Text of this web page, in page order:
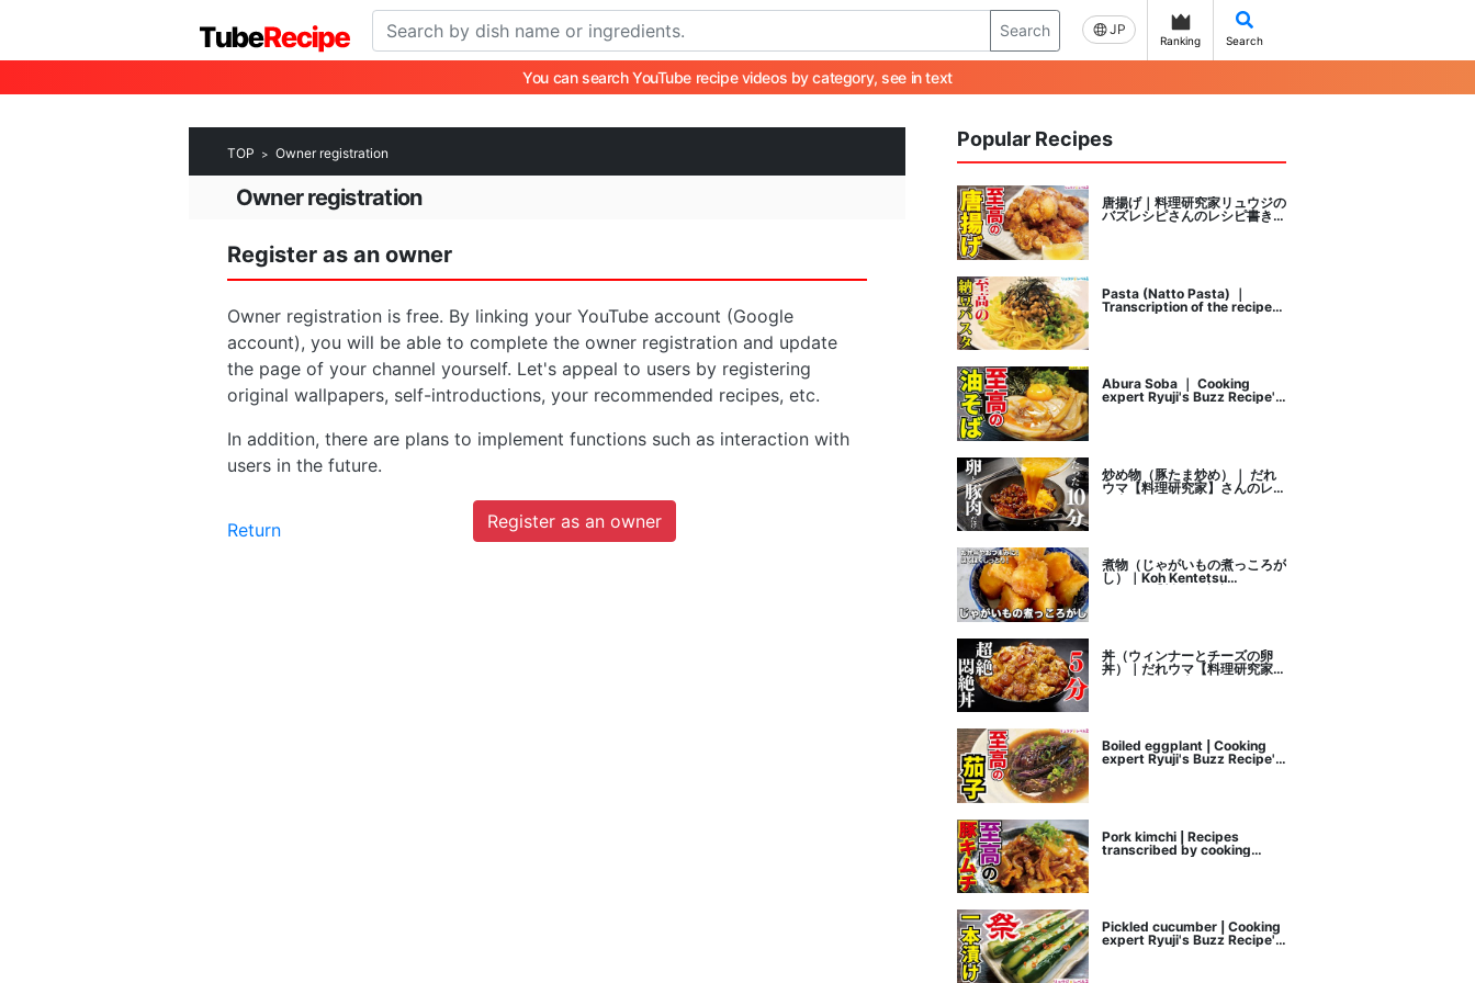
Search JP
Ranking Search
You can search YouTube recipe videos by category, see in text
TOP Owner registration
Owner registration
Register as an owner
Owner registration is free. By linking your YouTube account (Google
account), you will be able to complete the owner registration and update
the page of your channel yourself. Let's appeal to users by registering
original wallpapers, self-introductions, your recommended recipes, etc.
In addition, there are plans to implement functions such as interaction with
users in the future.
Return Register as an owner
Popular Recipes
唐揚げ｜料理研究家リュウジの
バズレシピさんのレシピ書き起
Pasta (Natto Pasta) ｜
Transcription of the recipe
by Ryuji's buzz recipe, a
Abura Soba ｜ Cooking
expert Ryuji's Buzz Recipe's
炒め物（豚たま炒め）｜ だれ
ウマ【料理研究家】さんのレシ
ピ書き起こし
煮物（じゃがいもの煮っころが
し）｜Koh Kentetsu
丼（ウィンナーとチーズの卵
丼）｜だれウマ【料理研究家】
さんのレシピ書き起こし
Boiled eggplant | Cooking
expert Ryuji's Buzz Recipe's
Pork kimchi | Recipes
transcribed by cooking
researcher Ryuji's Buzz
Pickled cucumber | Cooking
expert Ryuji's Buzz Recipe's